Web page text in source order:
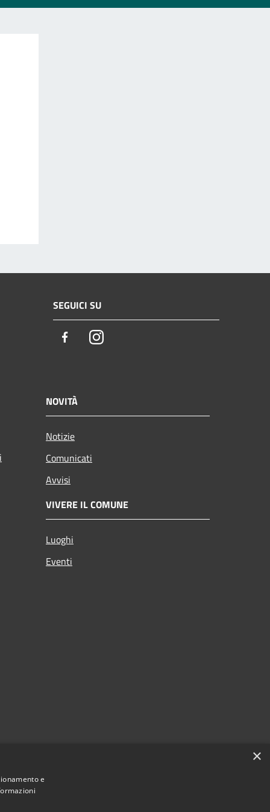
SEGUICI SU
FacebookInstagram
NOVITÀ
Notizie
Comunicati
Avvisi
VIVERE IL COMUNE
Luoghi
Eventi
×
e